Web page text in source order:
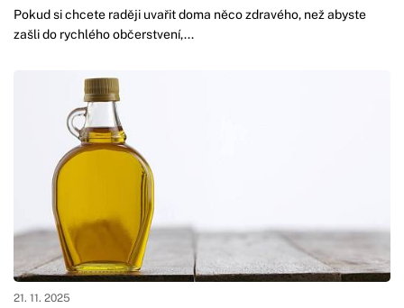
Pokud si chcete raději uvařit doma něco zdravého, než abyste
zašli do rychlého občerstvení,...
21. 11. 2025